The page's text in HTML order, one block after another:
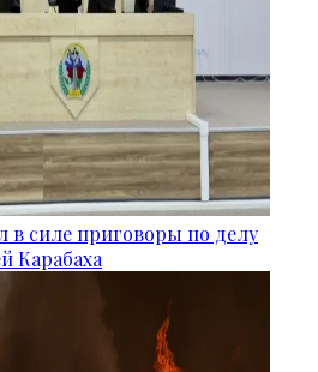
в силе приговоры по делу
Карабаха